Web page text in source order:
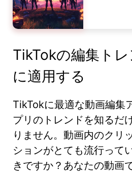
TikTokの編集ト
に適用する
TikTokに最適な動画編集
プリのトレンドを知るだ
りません。動画内のクリ
ションがとても流行って
きですか？あなたの動画